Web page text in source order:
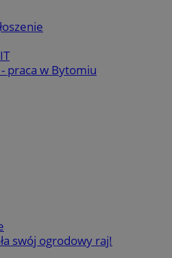
praca w Bytomiu
swój ogrodowy raj!